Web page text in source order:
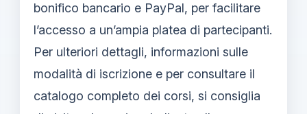
bonifico bancario e PayPal, per facilitare
l’accesso a un’ampia platea di partecipanti.
Per ulteriori dettagli, informazioni sulle
modalità di iscrizione e per consultare il
catalogo completo dei corsi, si consiglia